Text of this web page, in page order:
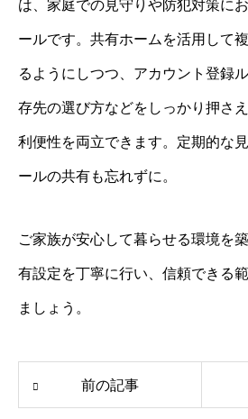
は、家庭での見守りや防犯対策に
ールです。共有ホームを活用して
るようにしつつ、アカウント登録
存先の選び方などをしっかり押さ
利便性を両立できます。定期的な
ールの共有も忘れずに。
ご家族が安心して暮らせる環境を
有設定を丁寧に行い、信頼できる
ましょう。
前の記事